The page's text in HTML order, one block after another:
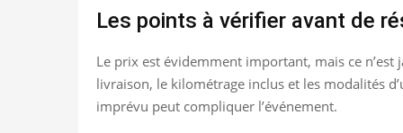
Les points à vérifier avant de
Le prix est évidemment important, mais ce n’est
livraison, le kilométrage inclus et les modalités
imprévu peut compliquer l’événement.